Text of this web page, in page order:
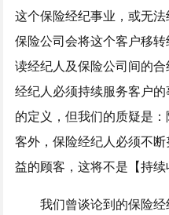
这个保险经纪事业，或无
保险公司会将这个客户移
读经纪人及保险公司间的
经纪人必须持续服务客户的
的定义，但我们的质疑是
客外，保险经纪人必须不
益的顾客，这将不是【持续
我们曾谈论到的保险